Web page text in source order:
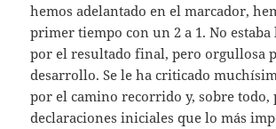
hemos adelantado en el marcador,
primer tiempo con un 2 a 1. No
por el resultado final, pero orgullosa
desarrollo. Se le ha criticado
por el camino recorrido y, sobre todo,
declaraciones iniciales que lo más